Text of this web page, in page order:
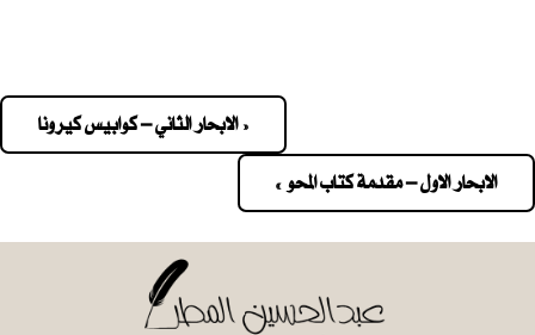
navigation
« الابحار الثاني – كوابيس كيرونا
الابحار الاول – مقدمة كتاب المحو »